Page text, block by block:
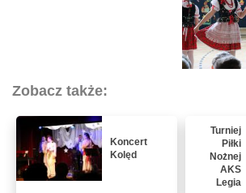
Zobacz także:
Koncert
Kolęd
Turniej
Piłki
Nożnej
AKS
Legia